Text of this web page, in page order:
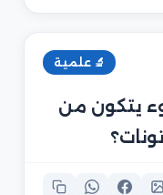
🔬 علمية
يتكون من